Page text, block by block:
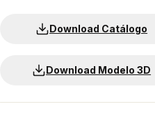
Download Catálogo
Download Modelo 3D